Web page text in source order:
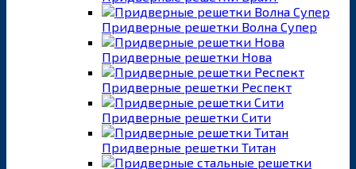
Придверные решетки Волна Супер
Придверные решетки Нова
Придверные решетки Респект
Придверные решетки Сити
Придверные решетки Титан